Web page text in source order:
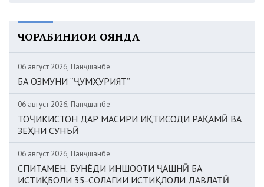
ЧОРАБИНИҲОИ ОЯНДА
06 август 2026, Панҷшанбе
БА ОЗМУНИ “ҶУМҲУРИЯТ”
06 август 2026, Панҷшанбе
ТОҶИКИСТОН ДАР МАСИРИ ИҚТИСОДИ РАҚАМӢ ВА
ЗЕҲНИ СУНЪӢ
06 август 2026, Панҷшанбе
СПИТАМЕН. БУНЁДИ ИНШООТИ ҶАШНӢ БА
ИСТИҚБОЛИ 35-СОЛАГИИ ИСТИҚЛОЛИ ДАВЛАТӢ